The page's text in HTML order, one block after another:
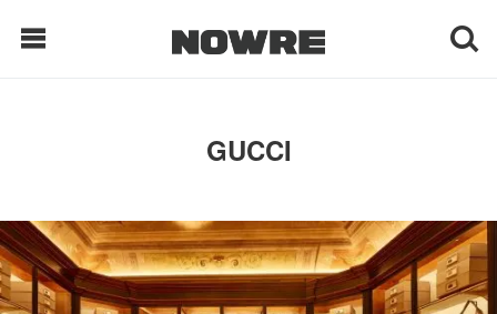
每日鲜榨
现客视点
每日栏目
GUCCI